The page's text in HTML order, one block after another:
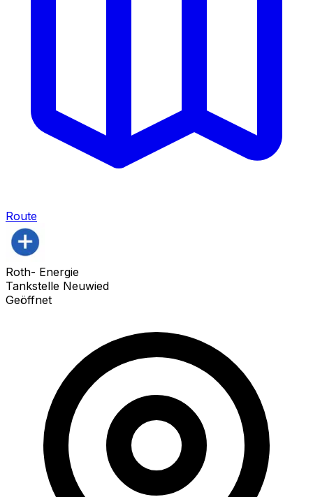
Route
Roth- Energie
Tankstelle Neuwied
Geöffnet